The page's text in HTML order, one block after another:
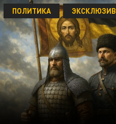
ПОЛИТИКА ЭКСКЛЮЗИВ